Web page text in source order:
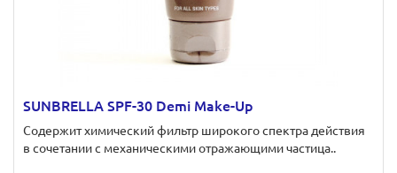
SUNBRELLA SPF-30 Demi Make-Up
Содержит химический фильтр широкого спектра действия
в сочетании с механическими отражающими частица..